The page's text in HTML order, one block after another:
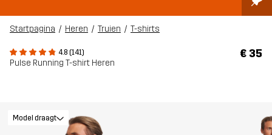
Startpagina Heren Truien T-shirts
4.8 (141)
Pulse Running T-shirt Heren
€ 35
Model draagt